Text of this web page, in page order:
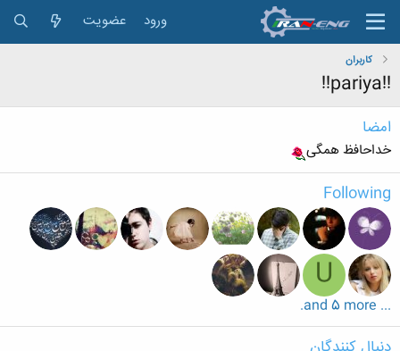
ورود عضویت
کاربران
!!pariya!!
امضا
خداحافظ همگی
Following
U
... and 5 more.